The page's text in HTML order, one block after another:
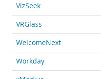
VizSeek
VRGlass
WelcomeNext
Workday